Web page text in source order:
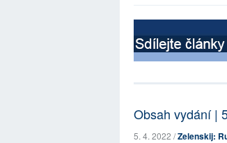
Obsah vydání |
5. 4. 2022 /Zelenskij: